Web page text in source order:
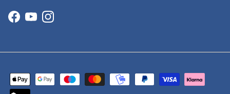
Facebook
YouTubeInstagram